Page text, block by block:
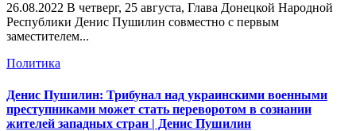
26.08.2022 В четверг, 25 августа, Глава Донецкой Народной
Республики Денис Пушилин совместно с первым
заместителем...
Политика
Денис Пушилин: Трибунал над украинскими военными
преступниками может стать переворотом в сознании
жителей западных стран | Денис Пушилин